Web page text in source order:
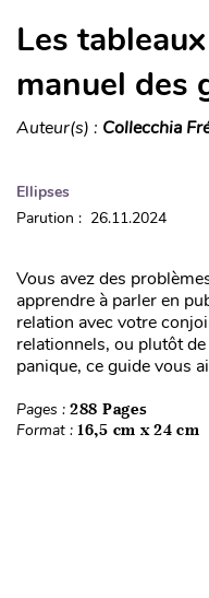
Les
manuel des
Auteur(s) : Collecchia
Ellipses
Parution : 26.11.2024
Vous avez des
apprendre à parler en
relation avec votre
relationnels, ou plutôt
panique, ce guide vous
Pages : 288 Pages
Format : 16,5 cm x 24 cm